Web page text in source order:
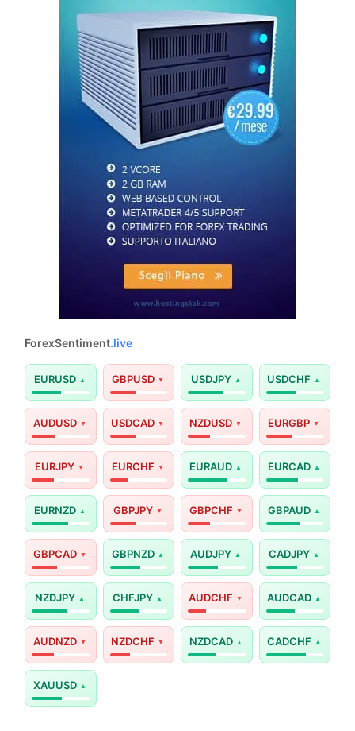
ForexSentiment.live
EURUSD GBPUSD USDJPY USDCHF
AUDUSD USDCAD NZDUSD EURGBP
EURJPY EURCHF EURAUD EURCAD
EURNZD GBPJPY GBPCHF GBPAUD
GBPCAD GBPNZD AUDJPY CADJPY
NZDJPY CHFJPY AUDCHF AUDCAD
AUDNZD NZDCHF NZDCAD CADCHF
XAUUSD